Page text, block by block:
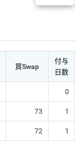
買Swap
付与
日数
0
73 1
72 1